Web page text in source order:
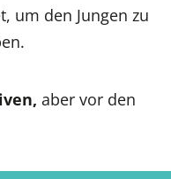
um den Jungen zu
aber vor den